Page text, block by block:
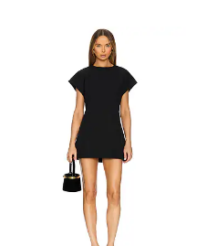
amovible et orné de strass.